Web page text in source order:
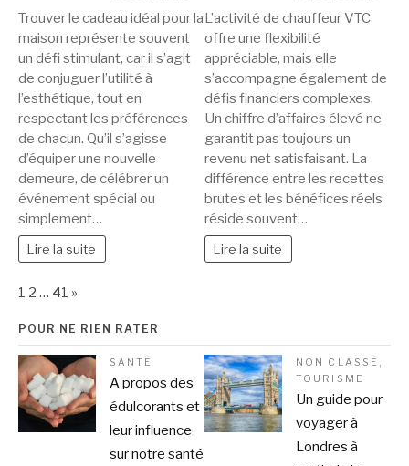
Trouver le cadeau idéal pour la
maison représente souvent
un défi stimulant, car il s’agit
de conjuguer l’utilité à
l’esthétique, tout en
respectant les préférences
de chacun. Qu’il s’agisse
d’équiper une nouvelle
demeure, de célébrer un
événement spécial ou
simplement…
Lire la suite
L’activité de chauffeur VTC
offre une flexibilité
appréciable, mais elle
s’accompagne également de
défis financiers complexes.
Un chiffre d’affaires élevé ne
garantit pas toujours un
revenu net satisfaisant. La
différence entre les recettes
brutes et les bénéfices réels
réside souvent…
Lire la suite
Page:
1 2 … 41 Next
»
POUR NE RIEN RATER
SANTÉ
A propos des
édulcorants et
leur influence
sur notre santé
NON CLASSÉ ,
TOURISME
Un guide pour
voyager à
Londres à